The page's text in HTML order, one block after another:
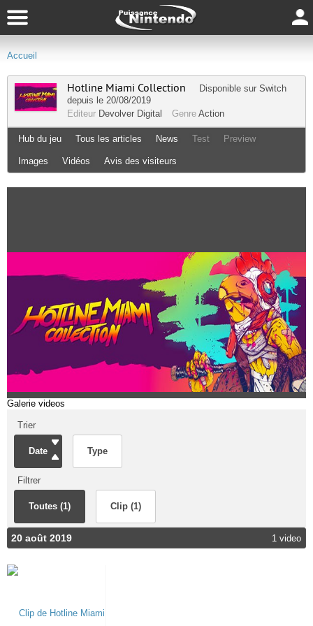
Accueil
Hotline Miami Collection Disponible sur Switch
depuis le 20/08/2019
Editeur Devolver Digital Genre Action
Hub du jeu Tous les articles News Test Preview
Images Vidéos Avis des visiteurs
Galerie videos
Trier
Date Type
Filtrer
Toutes (1) Clip (1)
20 août 2019 1 video